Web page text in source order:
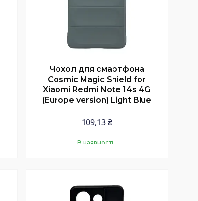
Чохол для смартфона
Cosmic Magic Shield for
Xiaomi Redmi Note 14s 4G
(Europe version) Light Blue
109,13 ₴
В наявності